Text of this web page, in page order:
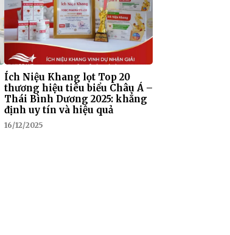
Ích Niệu Khang lọt Top 20
thương hiệu tiêu biểu Châu Á –
Thái Bình Dương 2025: khẳng
định uy tín và hiệu quả
16/12/2025